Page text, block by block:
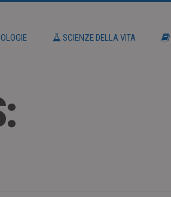
SCIENZE DELLA VITA